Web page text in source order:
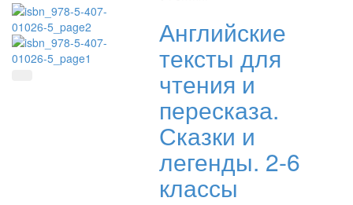
Английские
тексты для
чтения и
пересказа.
Сказки и
легенды. 2-6
классы